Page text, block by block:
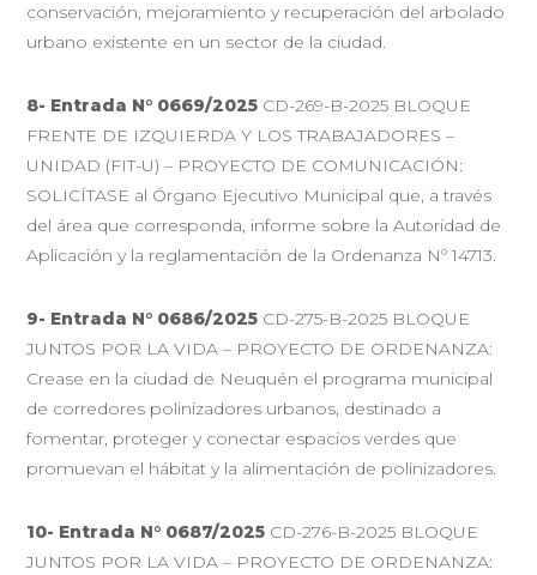
conservación, mejoramiento y recuperación del arbolado
urbano existente en un sector de la ciudad.
8- Entrada N° 0669/2025 CD-269-B-2025 BLOQUE
FRENTE DE IZQUIERDA Y LOS TRABAJADORES –
UNIDAD (FIT-U) – PROYECTO DE COMUNICACIÓN:
SOLICÍTASE al Órgano Ejecutivo Municipal que, a través
del área que corresponda, informe sobre la Autoridad de
Aplicación y la reglamentación de la Ordenanza Nº 14713.
9- Entrada N° 0686/2025 CD-275-B-2025 BLOQUE
JUNTOS POR LA VIDA – PROYECTO DE ORDENANZA:
Crease en la ciudad de Neuquén el programa municipal
de corredores polinizadores urbanos, destinado a
fomentar, proteger y conectar espacios verdes que
promuevan el hábitat y la alimentación de polinizadores.
10- Entrada N° 0687/2025 CD-276-B-2025 BLOQUE
JUNTOS POR LA VIDA – PROYECTO DE ORDENANZA: